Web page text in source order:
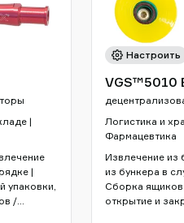
|
|
упаковки,
/
Настроить
VGS™5010
Логистика и
Фармацевтика
Извлечение из
из бункера в
Сборка ящиков
открытие и